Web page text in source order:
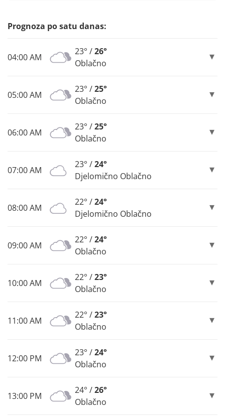
Prognoza po satu danas:
04:00 AM
23° /26°
Oblačno
05:00 AM
23° /25°
Oblačno
06:00 AM
23° /25°
Oblačno
07:00 AM
23° /24°
Djelomično Oblačno
08:00 AM
22° /24°
Djelomično Oblačno
09:00 AM
22° /24°
Oblačno
10:00 AM
22° /23°
Oblačno
11:00 AM
22° /23°
Oblačno
12:00 PM
23° /24°
Oblačno
13:00 PM
24° /26°
Oblačno